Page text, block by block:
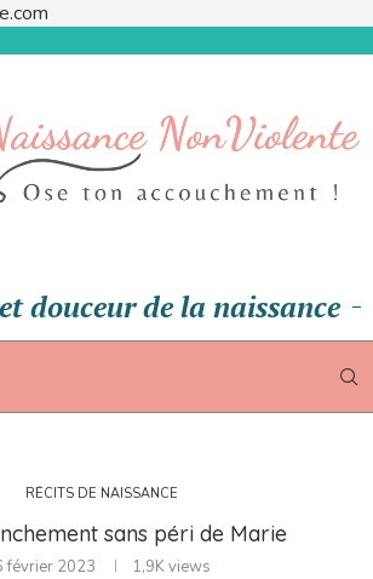
douceur de la naissance
RÉCITS DE NAISSANCE
sans péri de Marie
février 2023 1,9Kviews